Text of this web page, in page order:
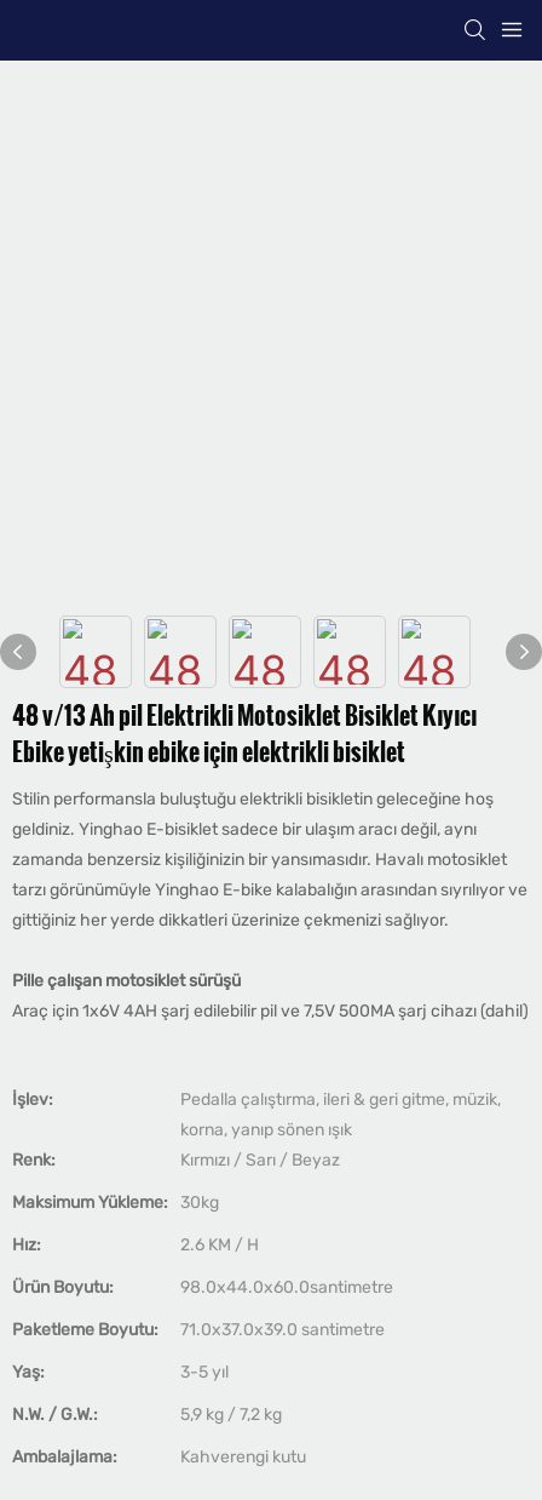
48 v/13 Ah pil Elektrikli Motosiklet Bisiklet Kıyıcı
Ebike yetişkin ebike için elektrikli bisiklet
Stilin performansla buluştuğu elektrikli bisikletin geleceğine hoş
geldiniz. Yinghao E-bisiklet sadece bir ulaşım aracı değil, aynı
zamanda benzersiz kişiliğinizin bir yansımasıdır. Havalı motosiklet
tarzı görünümüyle Yinghao E-bike kalabalığın arasından sıyrılıyor ve
gittiğiniz her yerde dikkatleri üzerinize çekmenizi sağlıyor.
Pille çalışan motosiklet sürüşü
Araç için 1x6V 4AH şarj edilebilir pil ve 7,5V 500MA şarj cihazı (dahil)
İşlev:
Pedalla çalıştırma, ileri & geri gitme, müzik,
korna, yanıp sönen ışık
Renk:
Kırmızı / Sarı / Beyaz
Maksimum Yükleme: 30kg
Hız: 2.6 KM / H
Ürün Boyutu: 98.0x44.0x60.0santimetre
Paketleme Boyutu: 71.0x37.0x39.0 santimetre
Yaş: 3-5 yıl
N.W. / G.W.: 5,9 kg / 7,2 kg
Ambalajlama: Kahverengi kutu